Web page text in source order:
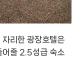
리한 광장호텔은
어줄 2.5성급 숙소